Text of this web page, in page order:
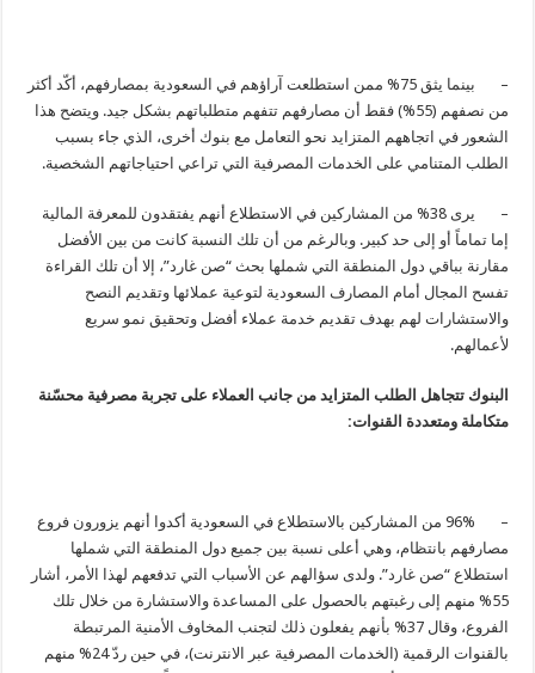
– بينما يثق 75% ممن استطلعت آراؤهم في السعودية بمصارفهم، أكّد أكثر
من نصفهم (55%) فقط أن مصارفهم تتفهم متطلباتهم بشكل جيد. ويتضح هذا
الشعور في اتجاههم المتزايد نحو التعامل مع بنوك أخرى، الذي جاء بسبب
الطلب المتنامي على الخدمات المصرفية التي تراعي احتياجاتهم الشخصية.
– يرى 38% من المشاركين في الاستطلاع أنهم يفتقدون للمعرفة المالية
إما تماماً أو إلى حد كبير. وبالرغم من أن تلك النسبة كانت من بين الأفضل
مقارنة بباقي دول المنطقة التي شملها بحث “صن غارد”، إلا أن تلك القراءة
تفسح المجال أمام المصارف السعودية لتوعية عملائها وتقديم النصح
والاستشارات لهم بهدف تقديم خدمة عملاء أفضل وتحقيق نمو سريع
لأعمالهم.
البنوك تتجاهل الطلب المتزايد من جانب العملاء على تجربة مصرفية محسّنة
متكاملة ومتعددة القنوات:
– 96% من المشاركين بالاستطلاع في السعودية أكدوا أنهم يزورون فروع
مصارفهم بانتظام، وهي أعلى نسبة بين جميع دول المنطقة التي شملها
استطلاع “صن غارد”. ولدى سؤالهم عن الأسباب التي تدفعهم لهذا الأمر، أشار
55% منهم إلى رغبتهم بالحصول على المساعدة والاستشارة من خلال تلك
الفروع، وقال 37% بأنهم يفعلون ذلك لتجنب المخاوف الأمنية المرتبطة
بالقنوات الرقمية (الخدمات المصرفية عبر الانترنت)، في حين ردّ 24% منهم